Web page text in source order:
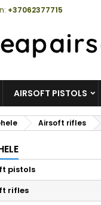
+37062377715
AIRSOFT PISTOLS
Airsoft rifles
pistols
rifles